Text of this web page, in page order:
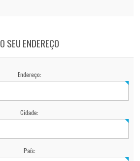
O SEU ENDEREÇO
Endereço:
Cidade:
País: